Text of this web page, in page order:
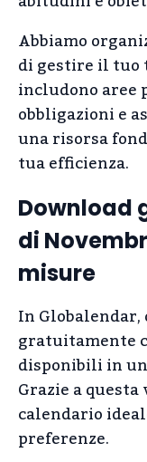
Abbiamo
di gestire il tuo
includono aree
obbligazioni e
una risorsa
tua efficienza.
Download
di
misure
In
gratuitamente
disponibili in
Grazie a
calendario
preferenze.